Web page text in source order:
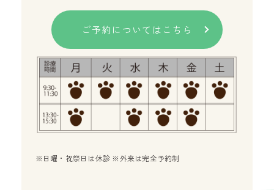
ご予約についてはこちら
※日曜・祝祭日は休診 ※外来は完全予約制